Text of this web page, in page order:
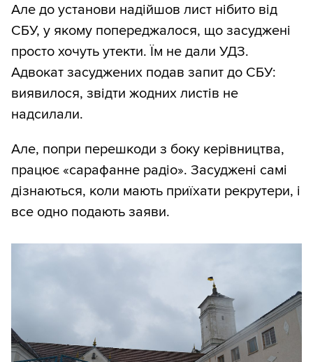
Але до установи надійшов лист нібито від
СБУ, у якому попереджалося, що засуджені
просто хочуть утекти. Їм не дали УДЗ.
Адвокат засуджених подав запит до СБУ:
виявилося, звідти жодних листів не
надсилали.
Але, попри перешкоди з боку керівництва,
працює «сарафанне радіо». Засуджені самі
дізнаються, коли мають приїхати рекрутери, і
все одно подають заяви.